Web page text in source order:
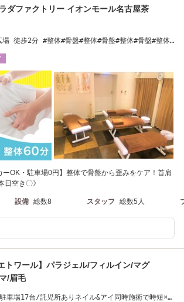
ダファクトリー イオンモール名古屋茶
徒歩2分 #整体#骨盤#整体#骨盤#整体#骨盤#整体#
ーOK・駐車場0円】整体で骨盤から歪みをケア！首肩
日空き〇》
設備 総数8 スタッフ 総数5人
トワール】パラジェル/フィルイン/マグ
/眉毛
車場17台/託児所ありネイル&アイ同時施術で時短×綺